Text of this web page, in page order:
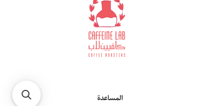
المساعدة